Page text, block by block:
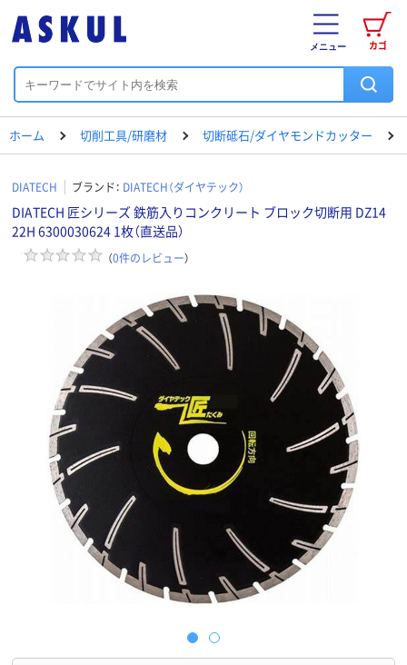
カゴ
メニュー
ホーム 切削工具/研磨材 切断砥石/ダイヤモンドカッター
DIATECH ブランド： DIATECH（ダイヤテック）
DIATECH 匠シリーズ 鉄筋入りコンクリート ブロック切断用 DZ14
22H 6300030624 1枚（直送品）
（0件のレビュー）